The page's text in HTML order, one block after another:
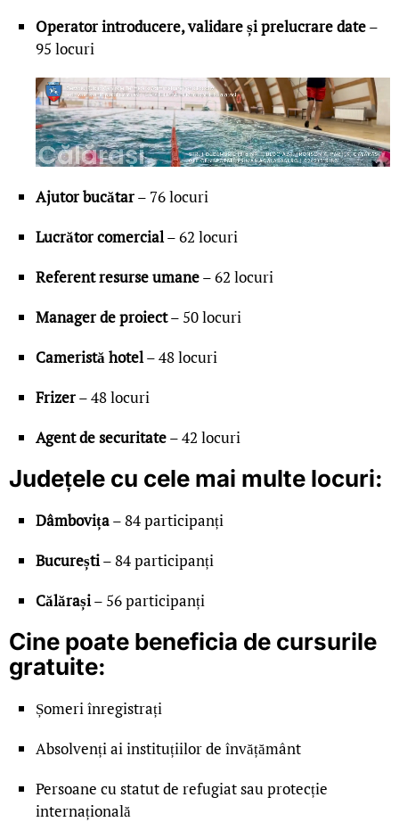
Operator introducere, validare și prelucrare date–
95 locuri
Ajutor bucătar– 76 locuri
Lucrător comercial– 62 locuri
Referent resurse umane– 62 locuri
Manager de proiect– 50 locuri
Cameristă hotel– 48 locuri
Frizer– 48 locuri
Agent de securitate– 42 locuri
Județele cu cele mai multe locuri:
Dâmbovița– 84 participanți
București– 84 participanți
Călărași– 56 participanți
Cine poate beneficia de cursurile
gratuite:
Șomeri înregistrați
Absolvenți ai instituțiilor de învățământ
Persoane cu statut de refugiat sau protecție
internațională